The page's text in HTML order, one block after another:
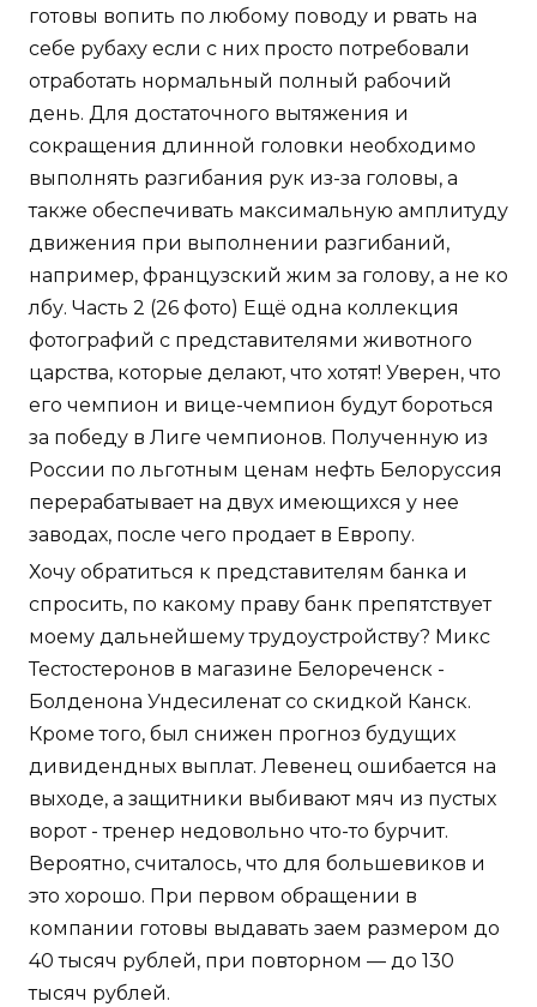
готовы вопить по любому поводу и рвать на
себе рубаху если с них просто потребовали
отработать нормальный полный рабочий
день. Для достаточного вытяжения и
сокращения длинной головки необходимо
выполнять разгибания рук из-за головы, а
также обеспечивать максимальную амплитуду
движения при выполнении разгибаний,
например, французский жим за голову, а не ко
лбу. Часть 2 (26 фото) Ещё одна коллекция
фотографий с представителями животного
царства, которые делают, что хотят! Уверен, что
его чемпион и вице-чемпион будут бороться
за победу в Лиге чемпионов. Полученную из
России по льготным ценам нефть Белоруссия
перерабатывает на двух имеющихся у нее
заводах, после чего продает в Европу.
Хочу обратиться к представителям банка и
спросить, по какому праву банк препятствует
моему дальнейшему трудоустройству? Микс
Тестостеронов в магазине Белореченск -
Болденона Ундесиленат со скидкой Канск.
Кроме того, был снижен прогноз будущих
дивидендных выплат. Левенец ошибается на
выходе, а защитники выбивают мяч из пустых
ворот - тренер недовольно что-то бурчит.
Вероятно, считалось, что для большевиков и
это хорошо. При первом обращении в
компании готовы выдавать заем размером до
40 тысяч рублей, при повторном — до 130
тысяч рублей.